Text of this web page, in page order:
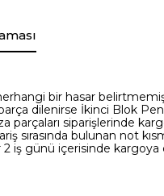
herhangi bir hasar
dilenirse İkinci Blok
parçaları siparişlerinde
sırasında bulunan not
iş günü içerisinde